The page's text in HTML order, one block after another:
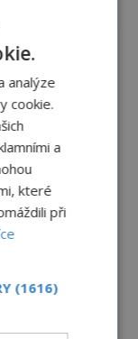
analýze
cookie.
a
které
při
(1616)